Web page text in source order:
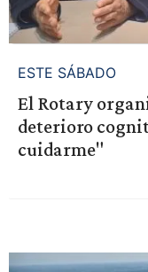
ESTE SÁBADO
El Rotary
deterioro
cuidarme"